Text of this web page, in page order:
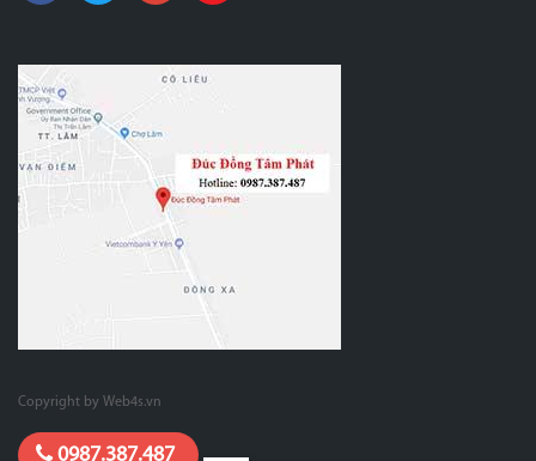
Copyright by Web4s.vn
0987.387.487